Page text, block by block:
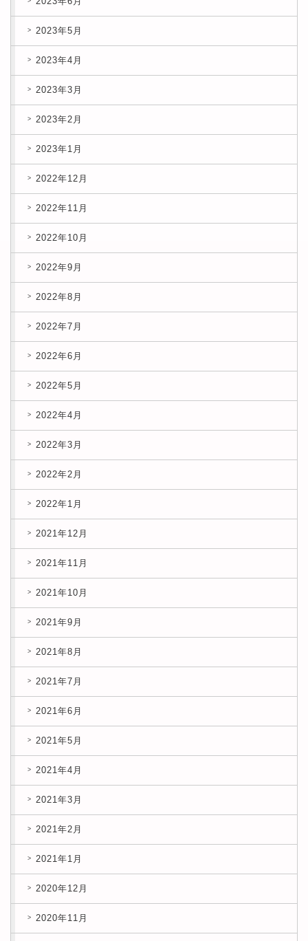
2023年5月
2023年4月
2023年3月
2023年2月
2023年1月
2022年12月
2022年11月
2022年10月
2022年9月
2022年8月
2022年7月
2022年6月
2022年5月
2022年4月
2022年3月
2022年2月
2022年1月
2021年12月
2021年11月
2021年10月
2021年9月
2021年8月
2021年7月
2021年6月
2021年5月
2021年4月
2021年3月
2021年2月
2021年1月
2020年12月
2020年11月